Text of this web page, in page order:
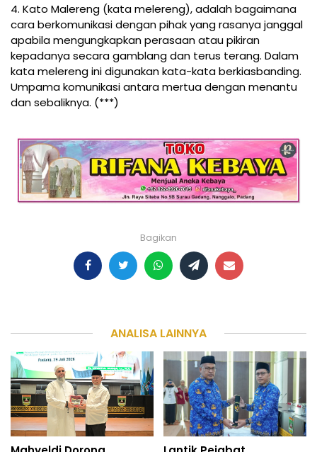
4. Kato Malereng (kata melereng), adalah bagaimana
cara berkomunikasi dengan pihak yang rasanya janggal
apabila mengungkapkan perasaan atau pikiran
kepadanya secara gamblang dan terus terang. Dalam
kata melereng ini digunakan kata-kata berkiasbanding.
Umpama komunikasi antara mertua dengan menantu
dan sebaliknya. (***)
Bagikan
ANALISA LAINNYA